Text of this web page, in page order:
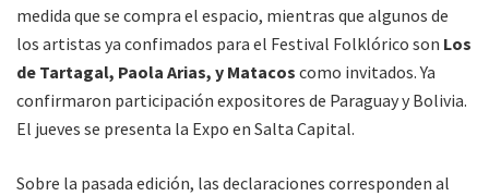
medida que se compra el espacio, mientras que algunos de
los artistas ya confimados para el Festival Folklórico son Los
de Tartagal, Paola Arias, y Matacos como invitados. Ya
confirmaron participación expositores de Paraguay y Bolivia.
El jueves se presenta la Expo en Salta Capital.
Sobre la pasada edición, las declaraciones corresponden al